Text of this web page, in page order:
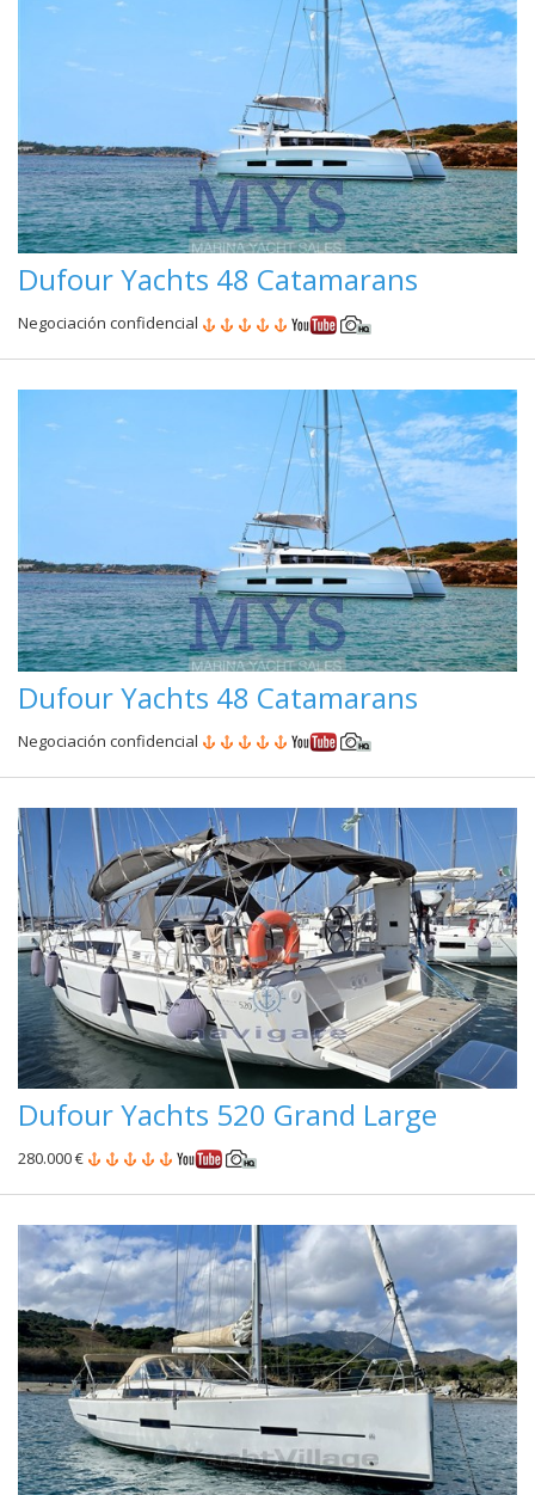
Dufour Yachts 48 Catamarans
Negociación confidencial
Dufour Yachts 48 Catamarans
Negociación confidencial
Dufour Yachts 520 Grand Large
280.000 €